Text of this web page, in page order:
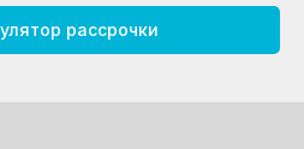
рассрочки